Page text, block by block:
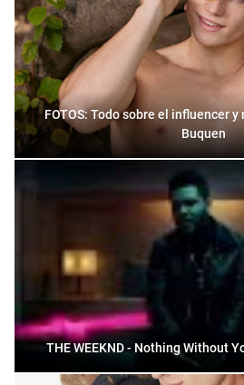
FOTOS: Todo sobre el influencer
Buquen
THE WEEKND - Nothing Without